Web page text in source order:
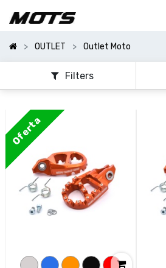
OUTLET Outlet Moto
Filters
Categorías
Mostrar
Opciones
Oferta